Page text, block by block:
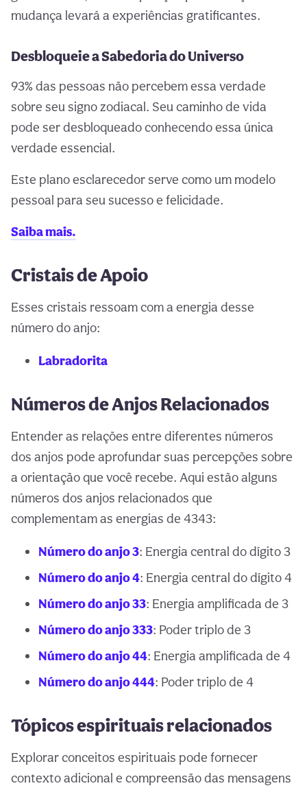
mudança levará a experiências gratificantes.
Desbloqueie a Sabedoria do Universo
93% das pessoas não percebem essa verdade
sobre seu signo zodiacal. Seu caminho de vida
pode ser desbloqueado conhecendo essa única
verdade essencial.
Este plano esclarecedor serve como um modelo
pessoal para seu sucesso e felicidade.
Saiba mais.
Cristais de Apoio
Esses cristais ressoam com a energia desse
número do anjo:
Labradorita
Números de Anjos Relacionados
Entender as relações entre diferentes números
dos anjos pode aprofundar suas percepções sobre
a orientação que você recebe. Aqui estão alguns
números dos anjos relacionados que
complementam as energias de 4343:
Número do anjo 3: Energia central do dígito 3
Número do anjo 4: Energia central do dígito 4
Número do anjo 33: Energia amplificada de 3
Número do anjo 333: Poder triplo de 3
Número do anjo 44: Energia amplificada de 4
Número do anjo 444: Poder triplo de 4
Tópicos espirituais relacionados
Explorar conceitos espirituais pode fornecer
contexto adicional e compreensão das mensagens